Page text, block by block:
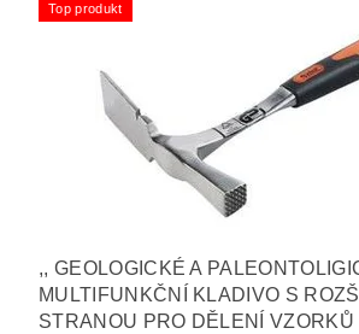
Top produkt
,, GEOLOGICKÉ A
MULTIFUNKČNÍ KLADIVO S
STRANOU PRO DĚLENÍ VZORKŮ